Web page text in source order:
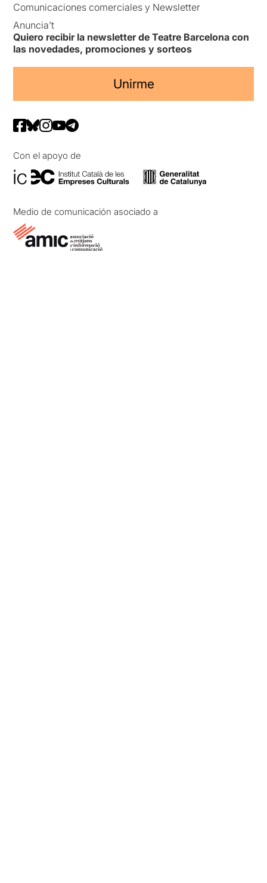
Comunicaciones comerciales y Newsletter
Anuncia’t
Quiero recibir la newsletter de Teatre Barcelona con
las novedades, promociones y sorteos
Unirme
Con el apoyo de
Medio de comunicación asociado a